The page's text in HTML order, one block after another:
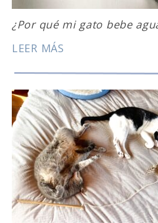
¿Por qué mi gato bebe
LEER MÁS